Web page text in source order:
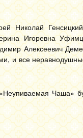
Николай
Игоревна
Алексеевич
и все
Чаша»